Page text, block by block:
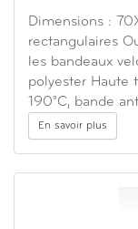
Dimensions :
rectangulaires
les bandeaux
polyester Haute
190°C, bande
En savoir plus